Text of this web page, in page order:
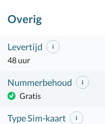
Overig
Levertijd
48 uur
Nummerbehoud
Gratis
Type Sim-kaart